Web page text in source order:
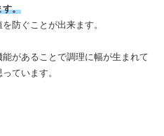
す。
防ぐことが出来ます。
があることで調理に幅が生まれて
ています。